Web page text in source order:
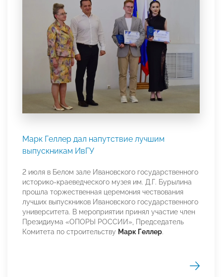
Марк Геллер дал напутствие лучшим
выпускникам ИвГУ
2 июля в Белом зале Ивановского государственного
историко-краеведческого музея им. Д.Г. Бурылина
прошла торжественная церемония чествования
лучших выпускников Ивановского государственного
университета. В мероприятии принял участие член
Президиума «ОПОРЫ РОССИИ», Председатель
Комитета по строительству Марк Геллер.